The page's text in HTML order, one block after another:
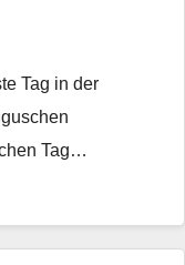
Tag in der
Tag…